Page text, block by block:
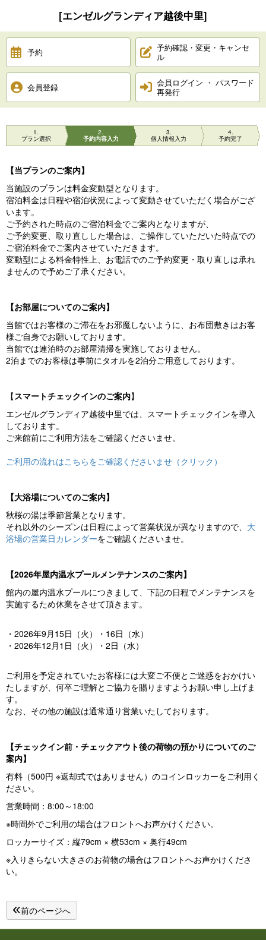
[エンゼルグランディア越後中里]
予約
予約確認・変更・キャンセ
ル
会員登録
会員ログイン ・ パスワード
再発行
1
プラン選択
2
予約内容入力
3
個人情報入力
4
予約完了
【当プランのご案内】
当施設のプランは料金変動型となります。
宿泊料金は日程や宿泊状況によって変動させていただく場合がござ
います。
ご予約された時点のご宿泊料金でご案内となりますが、
ご予約変更、取り直しした場合は、ご操作していただいた時点での
ご宿泊料金でご案内させていただきます。
変動型による料金特性上、お電話でのご予約変更・取り直しは承れ
ませんので予めご了承ください。
【お部屋についてのご案内】
当館ではお客様のご滞在をお邪魔しないように、お布団敷きはお客
様ご自身でお願いしております。
当館では連泊時のお部屋清掃を実施しておりません。
2泊までのお客様は事前にタオルを2泊分ご用意しております。
【スマートチェックインのご案内】
エンゼルグランディア越後中里では、スマートチェックインを導入
しております。
ご来館前にご利用方法をご確認くださいませ。
ご利用の流れはこちらをご確認くださいませ（クリック）
【大浴場についてのご案内】
秋桜の湯は季節営業となります。
それ以外のシーズンは日程によって営業状況が異なりますので、 大
浴場の営業日カレンダーをご確認くださいませ。
【2026年屋内温水プールメンテナンスのご案内】
館内の屋内温水プールにつきまして、下記の日程でメンテナンスを
実施するため休業をさせて頂きます。
・2026年9月15日（火）・16日（水）
・2026年12月1日（火）・2日（水）
ご利用を予定されていたお客様には大変ご不便とご迷惑をおかけい
たしますが、何卒ご理解とご協力を賜りますようお願い申し上げま
す。
なお、その他の施設は通常通り営業いたしております。
【チェックイン前・チェックアウト後の荷物の預かりについてのご
案内】
有料（500円 ※返却式ではありません）のコインロッカーをご利用く
ださい。
営業時間：8:00～18:00
※時間外でご利用の場合はフロントへお声かけください。
ロッカーサイズ：縦79cm × 横53cm × 奥行49cm
※入りきらない大きさのお荷物の場合はフロントへお声かけくださ
い。
前のページへ